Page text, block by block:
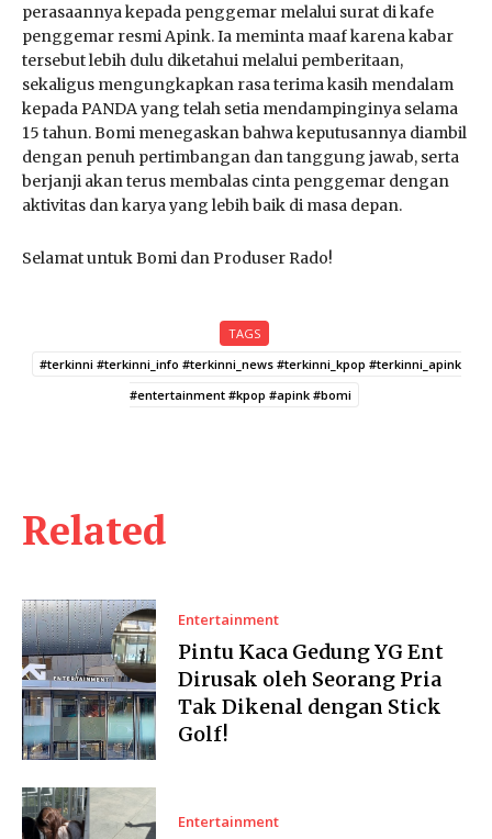
perasaannya kepada penggemar melalui surat di kafe
penggemar resmi Apink. Ia meminta maaf karena kabar
tersebut lebih dulu diketahui melalui pemberitaan,
sekaligus mengungkapkan rasa terima kasih mendalam
kepada PANDA yang telah setia mendampinginya selama
15 tahun. Bomi menegaskan bahwa keputusannya diambil
dengan penuh pertimbangan dan tanggung jawab, serta
berjanji akan terus membalas cinta penggemar dengan
aktivitas dan karya yang lebih baik di masa depan.
Selamat untuk Bomi dan Produser Rado!
TAGS
#terkinni #terkinni_info #terkinni_news #terkinni_kpop #terkinni_apink
#entertainment #kpop #apink #bomi
Related
Entertainment
Pintu Kaca Gedung YG Ent
Dirusak oleh Seorang Pria
Tak Dikenal dengan Stick
Golf!
Entertainment